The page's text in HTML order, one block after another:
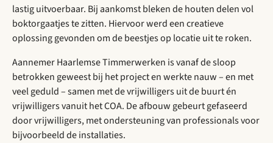
lastig uitvoerbaar. Bij aankomst bleken de houten delen vol
boktorgaatjes te zitten. Hiervoor werd een creatieve
oplossing gevonden om de beestjes op locatie uit te roken.
Aannemer Haarlemse Timmerwerken is vanaf de sloop
betrokken geweest bij het project en werkte nauw – en met
veel geduld – samen met de vrijwilligers uit de buurt én
vrijwilligers vanuit het COA. De afbouw gebeurt gefaseerd
door vrijwilligers, met ondersteuning van professionals voor
bijvoorbeeld de installaties.